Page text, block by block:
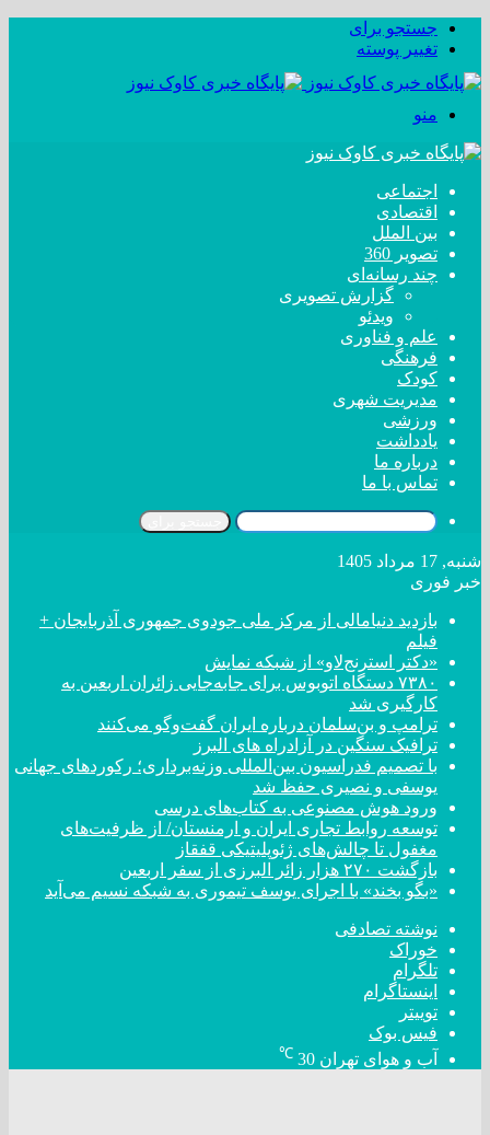
جستجو برای
تغییر پوسته
منو
اجتماعی
اقتصادی
بین الملل
تصویر 360
چند رسانه‌ای
گزارش تصویری
ویدئو
علم و فناوری
فرهنگی
کودک
مدیریت شهری
ورزشی
یادداشت
درباره ما
تماس با ما
شنبه, 17 مرداد 1405
خبر فوری
بازدید دنیامالی از مرکز ملی جودوی جمهوری آذربایجان +
فیلم
«دکتر استرنج‌لاو» از شبکه نمایش
۷۳۸۰ دستگاه اتوبوس برای جابه‌جایی زائران اربعین به
کارگیری شد
ترامپ و بن‌سلمان درباره ایران گفت‌و‌گو می‌کنند
ترافیک سنگین در آزادراه های البرز
با تصمیم فدراسیون بین‌المللی وزنه‌برداری؛ رکورد‌های جهانی
یوسفی و نصیری حفظ شد
ورود هوش مصنوعی به کتاب‌های درسی
توسعه روابط تجاری ایران و ارمنستان/ از ظرفیت‌های
مغفول تا چالش‌های ژئوپلیتیکی قفقاز
بازگشت ۲۷۰ هزار زائر البرزی از سفر اربعین
«بگو بخند» با اجرای یوسف تیموری به شبکه نسیم می‌آید
نوشته تصادفی
خوراک
تلگرام
اینستاگرام
توییتر
فیس بوک
آب و هوای تهران 30
℃